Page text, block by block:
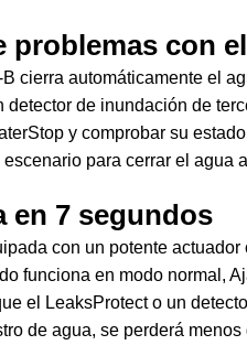
problemas con
cierra automáticamente el
detector de inundación de
y comprobar su
para cerrar el agua
en 7 segundos
con un potente
funciona en modo normal,
el LeaksProtect o un
de agua, se perderá menos